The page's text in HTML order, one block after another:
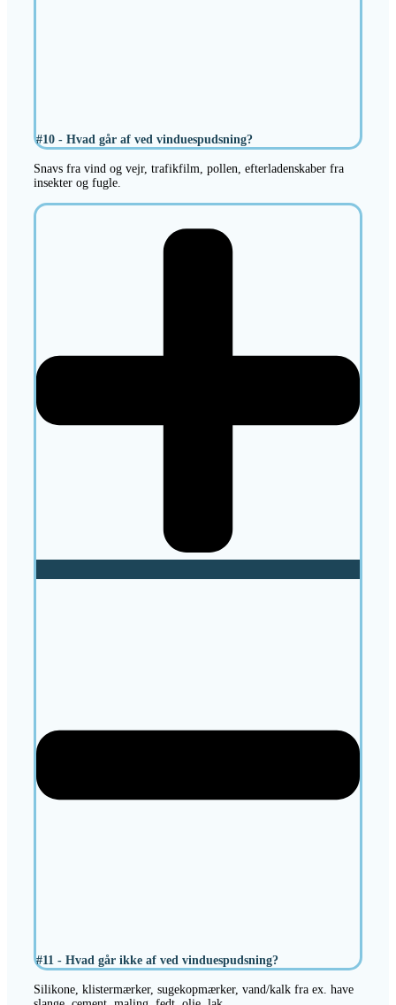
#10 - Hvad går af ved vinduespudsning?
Snavs fra vind og vejr, trafikfilm, pollen, efterladenskaber fra
insekter og fugle.
#11 - Hvad går ikke af ved vinduespudsning?
Silikone, klistermærker, sugekopmærker, vand/kalk fra ex. have